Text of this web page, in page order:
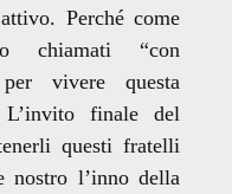
Perché come
chiamati “con
vivere questa
L’invito finale del
questi fratelli
nostro l’inno della